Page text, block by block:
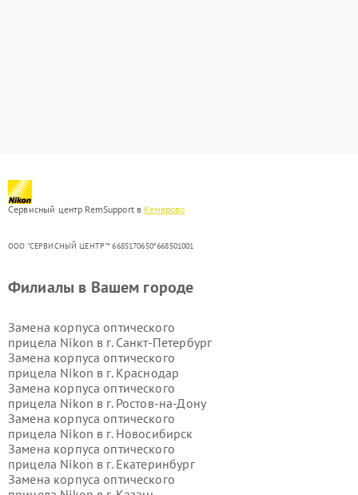
Сервисный центр RemSupport в Кемерово
ООО "СЕРВИСНЫЙ ЦЕНТР"* 6685170650*668501001
Филиалы в Вашем городе
Замена корпуса оптического
прицела Nikon в г. Санкт-Петербург
Замена корпуса оптического
прицела Nikon в г. Краснодар
Замена корпуса оптического
прицела Nikon в г. Ростов-на-Дону
Замена корпуса оптического
прицела Nikon в г. Новосибирск
Замена корпуса оптического
прицела Nikon в г. Екатеринбург
Замена корпуса оптического